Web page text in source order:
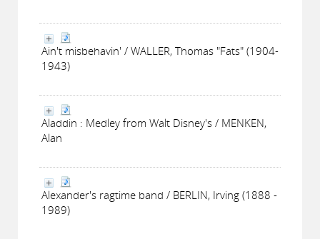
Ain't misbehavin' / WALLER, Thomas "Fats" (1904-
1943)
Aladdin : Medley from Walt Disney's / MENKEN,
Alan
Alexander's ragtime band / BERLIN, Irving (1888 -
1989)